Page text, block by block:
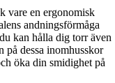
vare en ergonomisk
andningsförmåga
kan hålla dig torr även
på dessa inomhusskor
öka din smidighet på